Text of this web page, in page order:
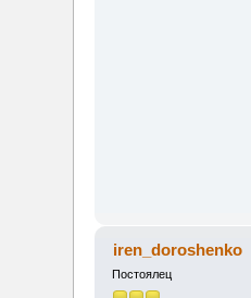
iren_doroshenko
Постоялец